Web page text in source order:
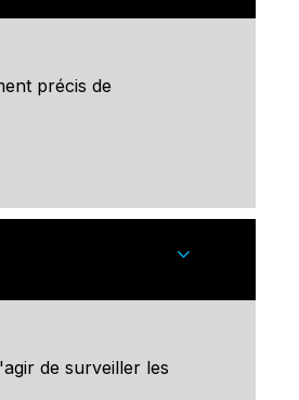
précis de
de surveiller les